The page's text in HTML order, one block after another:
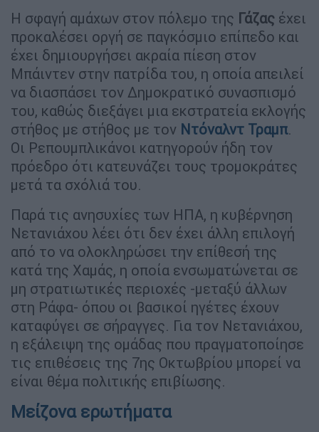
Η σφαγή αμάχων στον πόλεμο της Γάζας έχει
προκαλέσει οργή σε παγκόσμιο επίπεδο και
έχει δημιουργήσει ακραία πίεση στον
Μπάιντεν στην πατρίδα του, η οποία απειλεί
να διασπάσει τον Δημοκρατικό συνασπισμό
του, καθώς διεξάγει μια εκστρατεία εκλογής
στήθος με στήθος με τον Ντόναλντ Τραμπ.
Οι Ρεπουμπλικάνοι κατηγορούν ήδη τον
πρόεδρο ότι κατευνάζει τους τρομοκράτες
μετά τα σχόλιά του.
Παρά τις ανησυχίες των ΗΠΑ, η κυβέρνηση
Νετανιάχου λέει ότι δεν έχει άλλη επιλογή
από το να ολοκληρώσει την επίθεσή της
κατά της Χαμάς, η οποία ενσωματώνεται σε
μη στρατιωτικές περιοχές -μεταξύ άλλων
στη Ράφα- όπου οι βασικοί ηγέτες έχουν
καταφύγει σε σήραγγες. Για τον Νετανιάχου,
η εξάλειψη της ομάδας που πραγματοποίησε
τις επιθέσεις της 7ης Οκτωβρίου μπορεί να
είναι θέμα πολιτικής επιβίωσης.
Μείζονα ερωτήματα